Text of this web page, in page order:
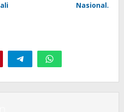
Nasional.